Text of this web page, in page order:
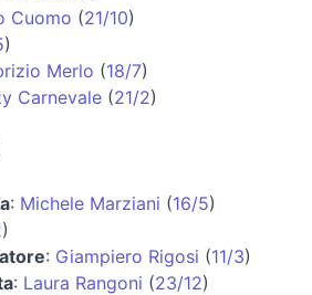
Cuomo (21/10)
)
Merlo (18/7)
Carnevale (21/2)
: Michele Marziani (16/5)
)
: Giampiero Rigosi (11/3)
: Laura Rangoni (23/12)